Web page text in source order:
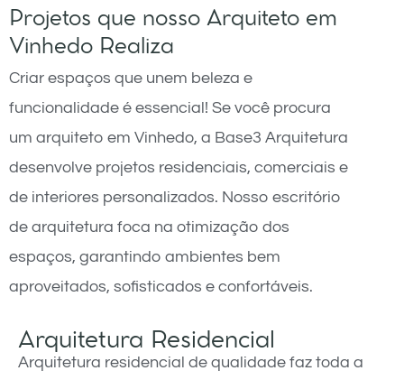
Projetos que nosso Arquiteto em
Vinhedo Realiza
Criar espaços que unem beleza e
funcionalidade é essencial! Se você procura
um arquiteto em Vinhedo, a Base3 Arquitetura
desenvolve projetos residenciais, comerciais e
de interiores personalizados. Nosso escritório
de arquitetura foca na otimização dos
espaços, garantindo ambientes bem
aproveitados, sofisticados e confortáveis.
Arquitetura Residencial
Arquitetura residencial de qualidade faz toda a